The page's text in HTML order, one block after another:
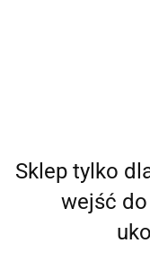
Sklep tylko
wejść